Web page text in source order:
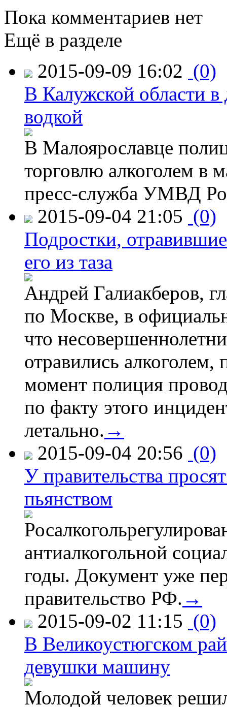
Пока комментариев нет
Ещё в разделе
2015-09-09 16:02 (0)
В Калужской области в
водкой
В Малоярославце
торговлю алкоголем в
пресс-служба УМВД
2015-09-04 21:05 (0)
Подростки,
его из таза
Андрей Галиакберов,
по Москве, в
что
отравились
момент полиция
по факту этого
летально. →
2015-09-04 20:56 (0)
У правительства
пьянством
антиалкогольной
годы. Документ уже
правительство РФ. →
2015-09-02 11:15 (0)
В Великоустюгском
девушки машину
Молодой человек